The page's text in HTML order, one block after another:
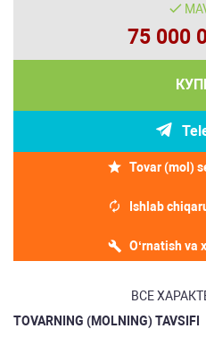
75 000
Tovar (mol)
Ishlab
O‘rnatish va
ВСЕ
TOVARNING (MOLNING) TAVSIFI